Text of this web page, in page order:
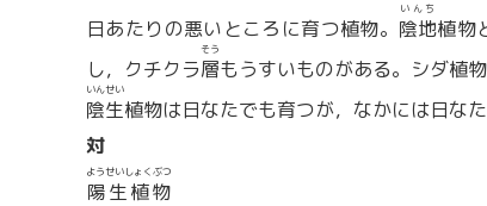
日あたりの悪いところに育つ植物。 陰地
いんち
植物
し，クチクラ層
そう
もうすいものがある。シダ植
陰生
いんせい
植物は日なたでも育つが，なかには日な
対
陽生植物
ようせいしょくぶつ